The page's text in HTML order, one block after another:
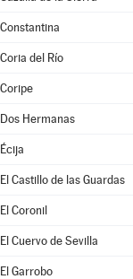
Constantina
Coria del Río
Coripe
Dos Hermanas
Écija
El Castillo de las Guardas
El Coronil
El Cuervo de Sevilla
El Garrobo